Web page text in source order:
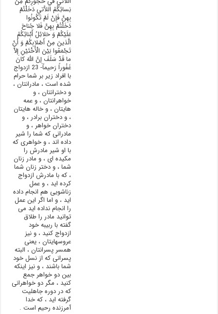
نِسائِکُمُ اللاَّتي‏ دَخَلْتُمْ
بِهِنَّ فَإِنْ لَمْ تَکُونُوا
دَخَلْتُمْ بِهِنَّ فَلا جُناحَ
عَلَيْکُمْ وَ حَلائِلُ أَبْنائِکُمُ
الَّذينَ مِنْ أَصْلابِکُمْ وَ أَنْ
تَجْمَعُوا بَيْنَ الْأُخْتَيْنِ إِلاَّ
ما قَدْ سَلَفَ إِنَّ اللَّهَ کانَ
غَفُوراً رَحيماً- 23 ازدواج
با افراد زیر بر شما حرام
شده است ، مادرانتان ،
و دخترانتان ، و
خواهرانتان ، و عمه
هایتان ، و خاله هایتان
، و دختران برادر ، و
دختران خواهر ، و
مادرانی که شما را شیر
داده اند ، و خواهری که
با او شیر مادرش را
مکیده ای ، و مادر زنان
شما ، و دختر زنان شما
، که با مادرش ازدواج
کرده اید ، و عمل
زناشویی هم انجام داده
اید ، و اما اگر این عمل
را انجام نداده اید می
توانید مادر را طلاق
گفته با ربیبه خود
ازدواج کنید ، و نیز
عروسهایتان ، یعنی
همسر پسرانتان ، البته
پسرانی که از نسل خود
شما باشند ، و نیز اینکه
بین دو خواهر جمع
کنید ، مگر دو خواهرانی
که در دوره جاهلیت
گرفته اید ، که خدا
آمرزنده رحیم است .